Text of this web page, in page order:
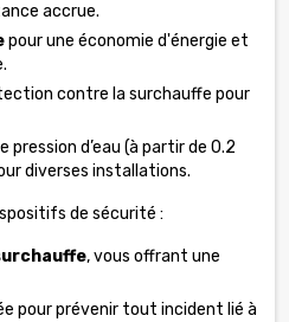
accrue.
pour une économie d'énergie et
contre la surchauffe pour
d’eau (à partir de 0.2
diverses installations.
de sécurité :
, vous offrant une
pour prévenir tout incident lié à